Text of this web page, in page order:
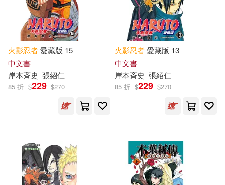
火影忍者愛藏版 15
中文書
岸本斉史 張紹仁
85 折 $229 $270
火影忍者愛藏版 13
中文書
岸本斉史 張紹仁
85 折 $229 $270